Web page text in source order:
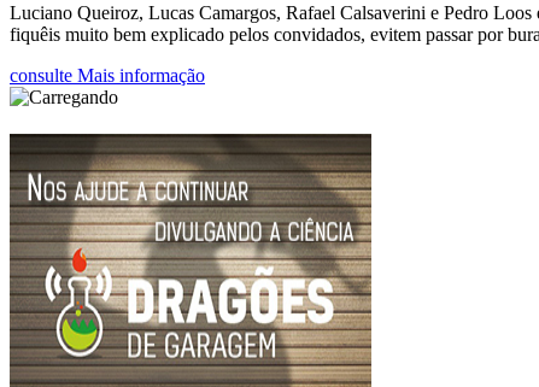
Luciano Queiroz, Lucas Camargos, Rafael Calsaverini e Pedro
fiquêis muito bem explicado pelos convidados, evitem passar por
consulte Mais informação